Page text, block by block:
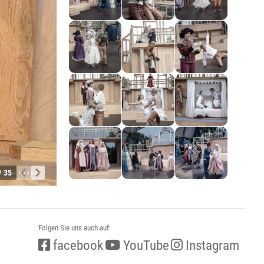
35
Folgen Sie uns auch auf:
facebook YouTube Instagram